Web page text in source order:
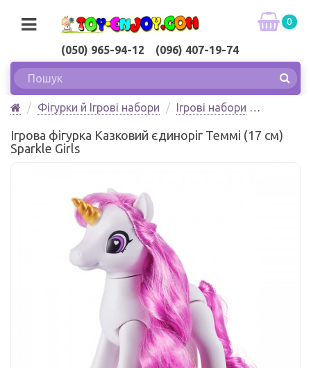
(050) 965-94-12 (096) 407-19-74
0
Фігурки й Ігрові набори
Ігрові набори
Sparkle Girls
Ігрова фігурка Казковий єдиноріг Теммі (17 см)
Sparkle Girls